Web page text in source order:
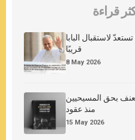
قراءة
لاستقبال البابا
قريبًا
8 May 2026
بحق المسيحيين
منذ عقود
15 May 2026